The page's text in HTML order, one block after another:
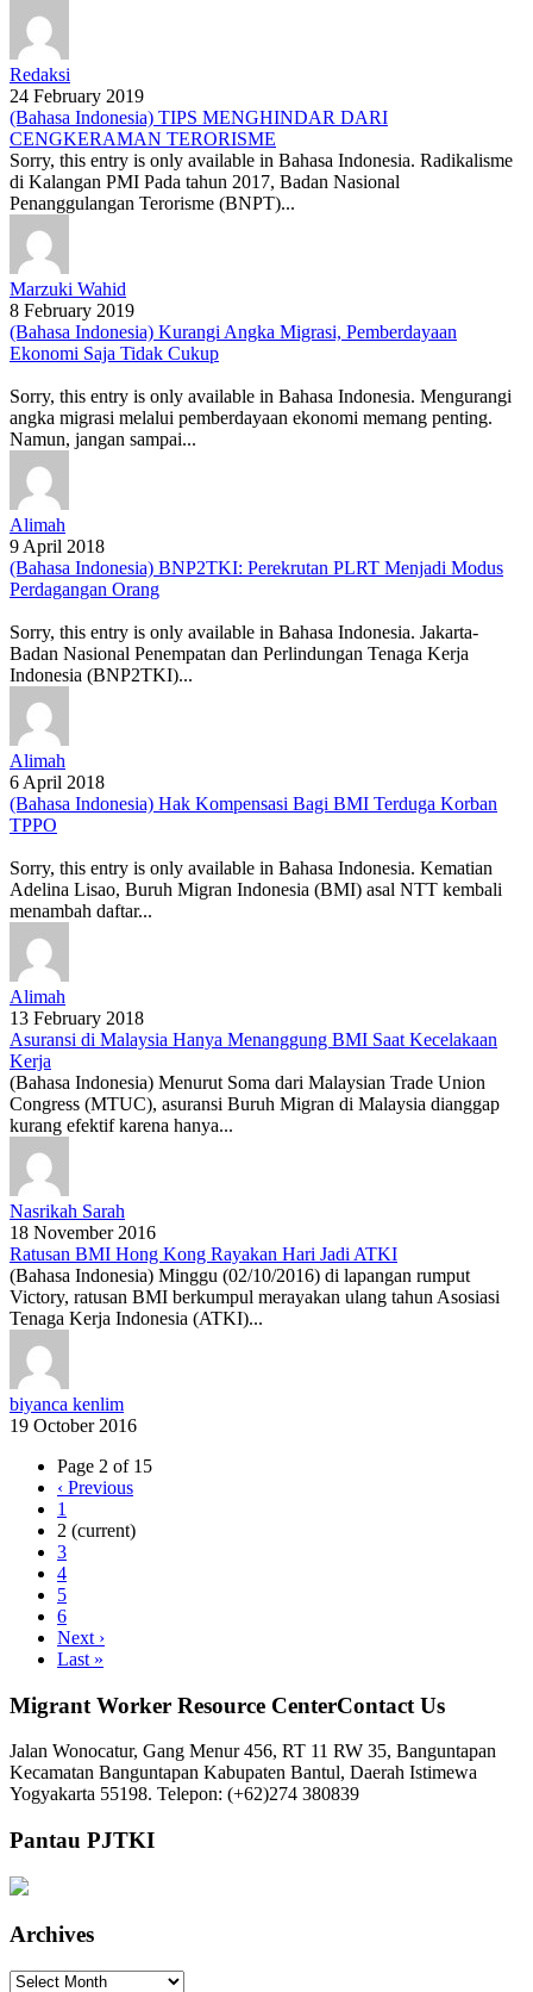
Redaksi
24 February 2019
(Bahasa Indonesia) TIPS MENGHINDAR DARI
CENGKERAMAN TERORISME
Sorry, this entry is only available in Bahasa Indonesia. Radikalisme
di Kalangan PMI Pada tahun 2017, Badan Nasional
Penanggulangan Terorisme (BNPT)...
Marzuki Wahid
8 February 2019
(Bahasa Indonesia) Kurangi Angka Migrasi, Pemberdayaan
Ekonomi Saja Tidak Cukup
Sorry, this entry is only available in Bahasa Indonesia. Mengurangi
angka migrasi melalui pemberdayaan ekonomi memang penting.
Namun, jangan sampai...
Alimah
9 April 2018
(Bahasa Indonesia) BNP2TKI: Perekrutan PLRT Menjadi Modus
Perdagangan Orang
Sorry, this entry is only available in Bahasa Indonesia. Jakarta-
Badan Nasional Penempatan dan Perlindungan Tenaga Kerja
Indonesia (BNP2TKI)...
Alimah
6 April 2018
(Bahasa Indonesia) Hak Kompensasi Bagi BMI Terduga Korban
TPPO
Sorry, this entry is only available in Bahasa Indonesia. Kematian
Adelina Lisao, Buruh Migran Indonesia (BMI) asal NTT kembali
menambah daftar...
Alimah
13 February 2018
Asuransi di Malaysia Hanya Menanggung BMI Saat Kecelakaan
Kerja
(Bahasa Indonesia) Menurut Soma dari Malaysian Trade Union
Congress (MTUC), asuransi Buruh Migran di Malaysia dianggap
kurang efektif karena hanya...
Nasrikah Sarah
18 November 2016
Ratusan BMI Hong Kong Rayakan Hari Jadi ATKI
(Bahasa Indonesia) Minggu (02/10/2016) di lapangan rumput
Victory, ratusan BMI berkumpul merayakan ulang tahun Asosiasi
Tenaga Kerja Indonesia (ATKI)...
biyanca kenlim
19 October 2016
Page 2 of 15
‹ Previous
1
2 (current)
3
4
5
6
Next ›
Last »
Migrant Worker Resource CenterContact Us
Jalan Wonocatur, Gang Menur 456, RT 11 RW 35, Banguntapan
Kecamatan Banguntapan Kabupaten Bantul, Daerah Istimewa
Yogyakarta 55198. Telepon: (+62)274 380839
Pantau PJTKI
Archives
Archives